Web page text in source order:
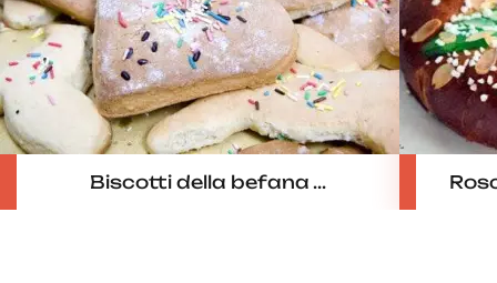
Biscotti della befana ...